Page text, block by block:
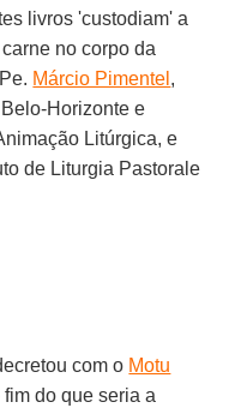
livros 'custodiam' a
no corpo da
Pe. Márcio Pimentel ,
Horizonte e
Litúrgica, e
de Liturgia Pastorale
com o Motu
fim do que seria a